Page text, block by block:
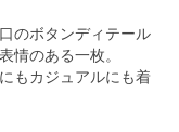
のボタンディテール
情のある一枚。
もカジュアルにも着